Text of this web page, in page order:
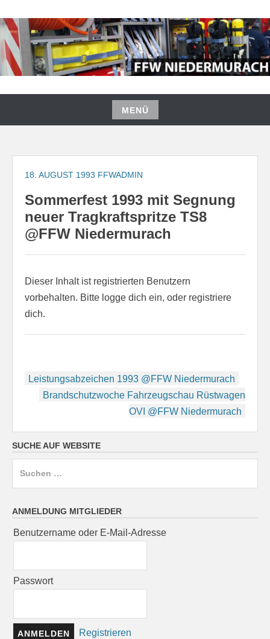
Inhalt
springen
FREIWILLIGE FEUERWEHR
NIEDERMURACH
MENÜ
Zum
springen
18. AUGUST 1993 FFWADMIN
Sommerfest 1993 mit Segnung
neuer Tragkraftspritze TS8
@FFW Niedermurach
Dieser Inhalt ist registrierten Benutzern
vorbehalten. Bitte logge dich ein, oder registriere
dich.
Beitragsnavigation
Leistungsabzeichen 1993 @FFW Niedermurach
Brandschutzwoche Fahrzeugschau Rüstwagen
OVI @FFW Niedermurach
SUCHE AUF WEBSITE
ANMELDUNG MITGLIEDER
Benutzername oder E-Mail-Adresse
Passwort
Registrieren